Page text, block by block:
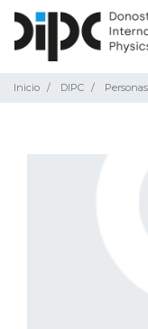
Inicio DIPC Personas